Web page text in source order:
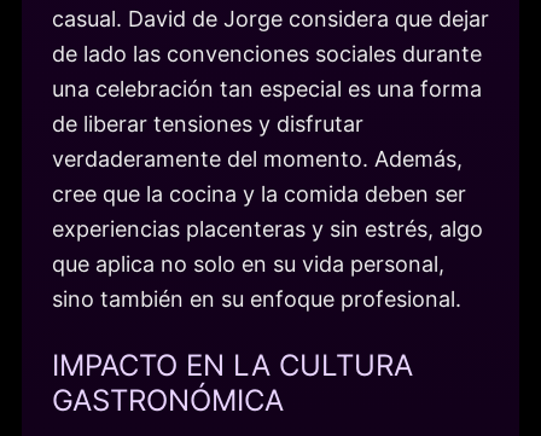
casual. David de Jorge considera que dejar
de lado las convenciones sociales durante
una celebración tan especial es una forma
de liberar tensiones y disfrutar
verdaderamente del momento. Además,
cree que la cocina y la comida deben ser
experiencias placenteras y sin estrés, algo
que aplica no solo en su vida personal,
sino también en su enfoque profesional.
IMPACTO EN LA CULTURA
GASTRONÓMICA